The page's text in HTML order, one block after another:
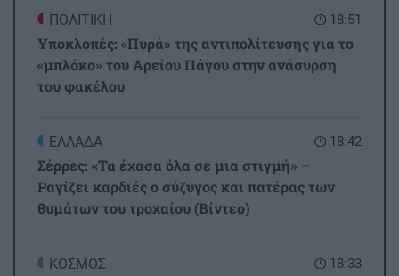
18:51
ΠΟΛΙΤΙΚΗ
Υποκλοπές: «Πυρά» της αντιπολίτευσης για το
«μπλόκο» του Αρείου Πάγου στην ανάσυρση
του φακέλου
18:42
ΕΛΛΑΔΑ
Σέρρες: «Τα έχασα όλα σε μια στιγμή» –
Ραγίζει καρδιές ο σύζυγος και πατέρας των
θυμάτων του τροχαίου (Βίντεο)
18:33
ΚΟΣΜΟΣ